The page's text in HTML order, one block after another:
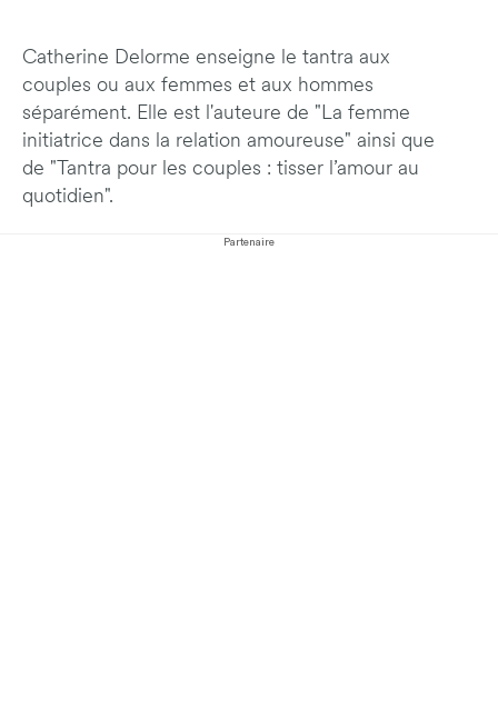
Catherine Delorme enseigne le tantra aux
couples ou aux femmes et aux hommes
séparément. Elle est l'auteure de "La femme
initiatrice dans la relation amoureuse" ainsi que
de "Tantra pour les couples : tisser l’amour au
quotidien".
Partenaire